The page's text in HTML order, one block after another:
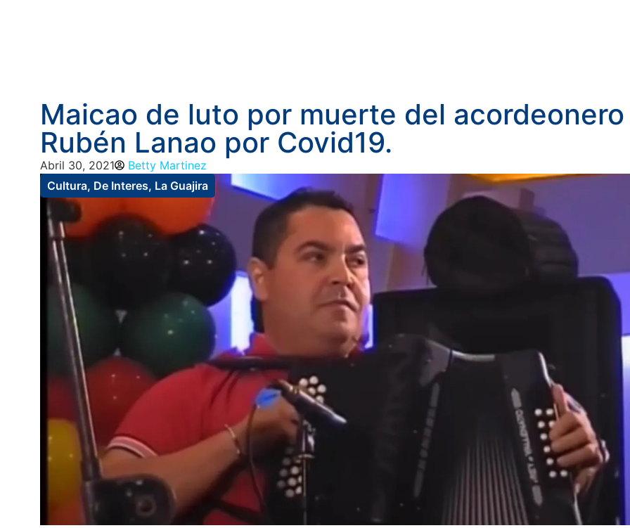
Maicao de luto por muerte del acordeonero
Rubén Lanao por Covid19.
Abril 30, 2021
Betty Martinez
Cultura, De Interes, La Guajira